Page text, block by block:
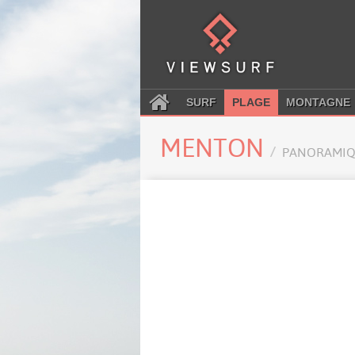
SURF PLAGE MONTAGNE
MENTON